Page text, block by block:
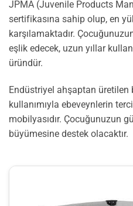
JPMA (Juvenile Products
sertifikasına sahip olup, en
karşılamaktadır.
eşlik edecek, uzun yıllar
üründür.
Endüstriyel ahşaptan üretilen
kullanımıyla ebeveynlerin
mobilyasıdır. Çocuğunuzun
büyümesine destek olacaktır.